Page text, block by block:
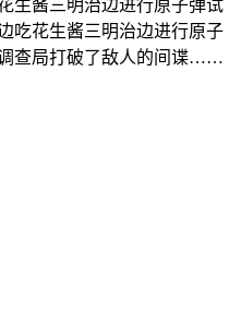
生酱三明治边进行原子弹试
吃花生酱三明治边进行原子
查局打破了敌人的间谍……